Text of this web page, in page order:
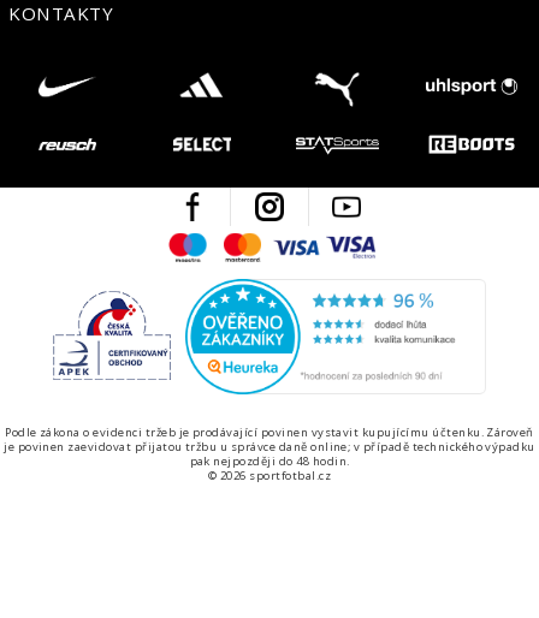
KONTAKTY
Facebook Instagram
MaestroMastercard
Visa
Česká kvalita
Podle zákona o evidenci tržeb je prodávající povinen vystavit kupujícímu účtenku. Zároveň
je povinen zaevidovat přijatou tržbu u správce daně online; v případě technického výpadku
pak nejpozději do 48 hodin.
© 2026 sportfotbal.cz